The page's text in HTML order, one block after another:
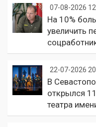
07-08-2026
На 10%
увеличить
22-07-2026
В
открылся
театра